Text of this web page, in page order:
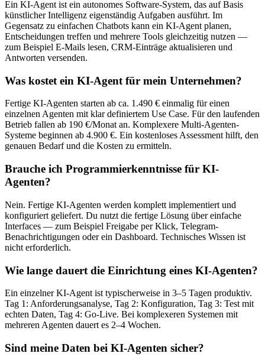
Ein KI-Agent ist ein autonomes Software-System, das auf Basis
künstlicher Intelligenz eigenständig Aufgaben ausführt. Im
Gegensatz zu einfachen Chatbots kann ein KI-Agent planen,
Entscheidungen treffen und mehrere Tools gleichzeitig nutzen —
zum Beispiel E-Mails lesen, CRM-Einträge aktualisieren und
Antworten versenden.
Was kostet ein KI-Agent für mein Unternehmen?
Fertige KI-Agenten starten ab ca. 1.490 € einmalig für einen
einzelnen Agenten mit klar definiertem Use Case. Für den laufenden
Betrieb fallen ab 190 €/Monat an. Komplexere Multi-Agenten-
Systeme beginnen ab 4.900 €. Ein kostenloses Assessment hilft, den
genauen Bedarf und die Kosten zu ermitteln.
Brauche ich Programmierkenntnisse für KI-
Agenten?
Nein. Fertige KI-Agenten werden komplett implementiert und
konfiguriert geliefert. Du nutzt die fertige Lösung über einfache
Interfaces — zum Beispiel Freigabe per Klick, Telegram-
Benachrichtigungen oder ein Dashboard. Technisches Wissen ist
nicht erforderlich.
Wie lange dauert die Einrichtung eines KI-Agenten?
Ein einzelner KI-Agent ist typischerweise in 3–5 Tagen produktiv.
Tag 1: Anforderungsanalyse, Tag 2: Konfiguration, Tag 3: Test mit
echten Daten, Tag 4: Go-Live. Bei komplexeren Systemen mit
mehreren Agenten dauert es 2–4 Wochen.
Sind meine Daten bei KI-Agenten sicher?